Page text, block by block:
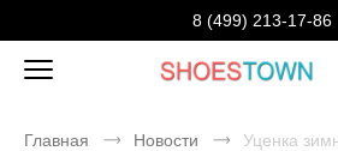
8 (499) 213-17-86
Главная Новости Уценка